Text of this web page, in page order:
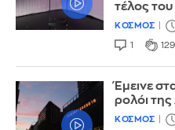
τέλος
ΚΟΣΜΟΣ
1 129
Έμεινε
ρολόι
ΚΟΣΜΟΣ